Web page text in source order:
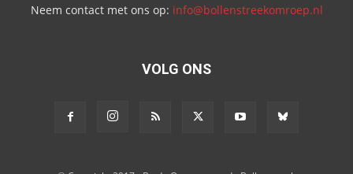
Neem contact met ons op: info@bollenstreekomroep.nl
VOLG ONS